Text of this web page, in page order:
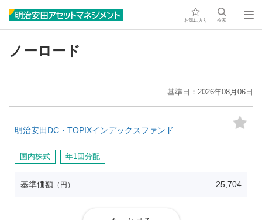
お気に入り 検索
ノーロード
基準日 2026年08月06日
明治安田DC・TOPIXインデックスファンド
国内株式 年1回分配
基準価額 （円） 25,704